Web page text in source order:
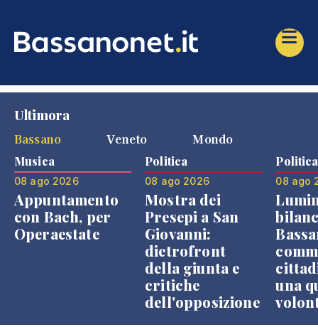
Ultimora
Bassano
Veneto Mondo
Musica
08 ago 2026
Appuntamento
con Bach, per
Operaestate
Politica
08 ago 2026
Mostra dei
Presepi a San
Giovanni:
dietrofront
della giunta e
critiche
dell'opposizione
Politica
08 ago
una